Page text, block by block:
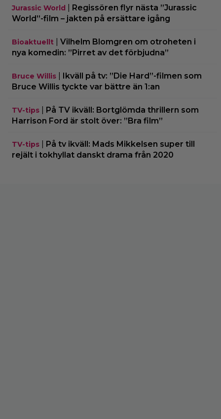
Jurassic World
Regissören flyr nästa ”Jurassic
World”-film – jakten på ersättare igång
Bioaktuellt
Vilhelm Blomgren om otroheten i
nya komedin: ”Pirret av det förbjudna”
Bruce Willis
Ikväll på tv: ”Die Hard”-filmen som
Bruce Willis tyckte var bättre än 1:an
TV-tips
På TV ikväll: Bortglömda thrillern som
Harrison Ford är stolt över: ”Bra film”
TV-tips
På tv ikväll: Mads Mikkelsen super till
rejält i tokhyllat danskt drama från 2020